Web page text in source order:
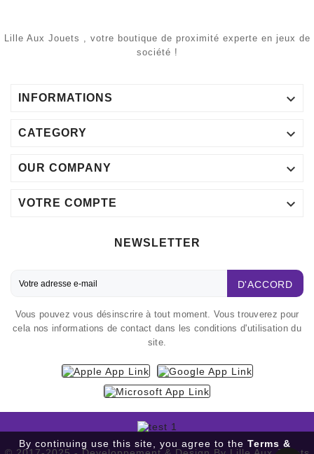
By continuing use this site, you agree to the Terms &
Lille Aux Jouets , votre boutique de proximité experte en jeux de
société !
INFORMATIONS 
CATEGORY 
OUR COMPANY 
VOTRE COMPTE 
NEWSLETTER
D'ACCORD
Vous pouvez vous désinscrire à tout moment. Vous trouverez pour
cela nos informations de contact dans les conditions d'utilisation du
site.